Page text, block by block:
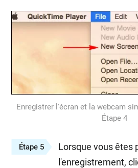
Enregistrer l'écran et la webcam
Étape 4
Étape 5
Lorsque vous êtes
l'enregistrement,